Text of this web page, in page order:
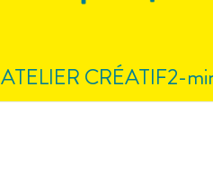
ATELIER CRÉATIF2-